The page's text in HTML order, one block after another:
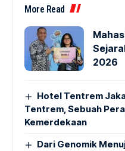
More Read
2026
Hotel Tentrem
Tentrem, Sebuah
Kemerdekaan
Dari Genomik